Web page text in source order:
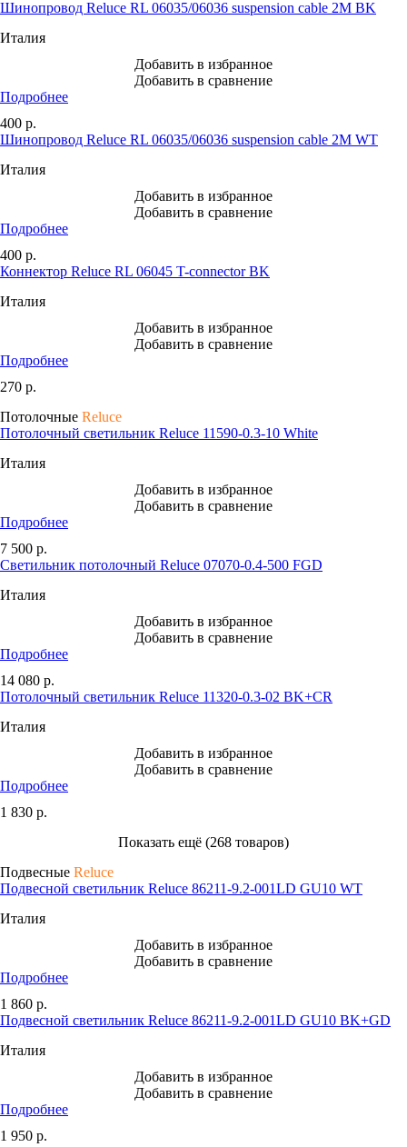
Шинопровод Reluce RL 06035/06036 suspension cable 2M BK
Италия
Добавить в избранное
Добавить в сравнение
Подробнее
400 р.
Шинопровод Reluce RL 06035/06036 suspension cable 2M WT
Италия
Добавить в избранное
Добавить в сравнение
Подробнее
400 р.
Коннектор Reluce RL 06045 T-connector BK
Италия
Добавить в избранное
Добавить в сравнение
Подробнее
270 р.
Потолочные Reluce
Потолочный светильник Reluce 11590-0.3-10 White
Италия
Добавить в избранное
Добавить в сравнение
Подробнее
7 500 р.
Светильник потолочный Reluce 07070-0.4-500 FGD
Италия
Добавить в избранное
Добавить в сравнение
Подробнее
14 080 р.
Потолочный светильник Reluce 11320-0.3-02 BK+CR
Италия
Добавить в избранное
Добавить в сравнение
Подробнее
1 830 р.
Показать ещё (268 товаров)
Подвесные Reluce
Подвесной светильник Reluce 86211-9.2-001LD GU10 WT
Италия
Добавить в избранное
Добавить в сравнение
Подробнее
1 860 р.
Подвесной светильник Reluce 86211-9.2-001LD GU10 BK+GD
Италия
Добавить в избранное
Добавить в сравнение
Подробнее
1 950 р.